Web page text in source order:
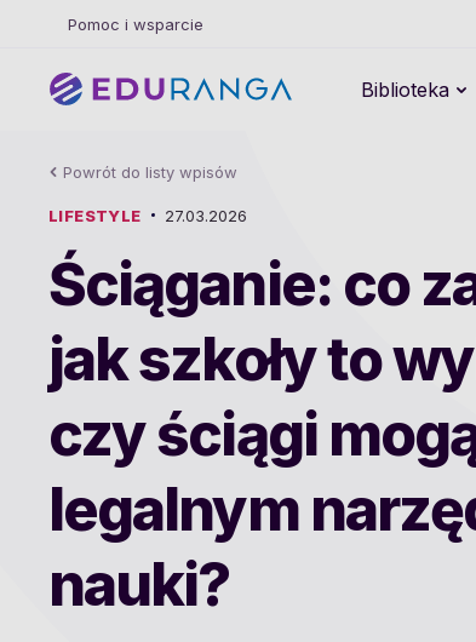
Pomoc i wsparcie
Biblioteka
Powrót do listy wpisów
LIFESTYLE 27.03.2026
Ściąganie: co
jak szkoły to
czy ściągi
legalnym
nauki?